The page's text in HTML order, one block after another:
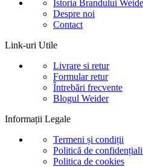
Istoria Brandului
Despre noi
Contact
Link-uri Utile
Livrare si retur
Formular retur
Întrebări frecvente
Blogul Weider
Informații Legale
Termeni și condiții
Politică de
Politica de cookies